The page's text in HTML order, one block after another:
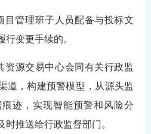
管理班子人员配备与投标文
变更手续的。
资源交易中心会同有关行政监
道，构建预警模型，从源头监
迹，实现智能预警和风险分
推送给行政监督部门。